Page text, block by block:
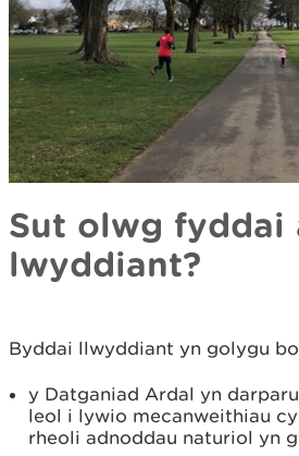
Sut olwg fyddai
lwyddiant?
Byddai llwyddiant yn golygu
y Datganiad Ardal yn
leol i lywio mecanweithiau
rheoli adnoddau naturiol yn